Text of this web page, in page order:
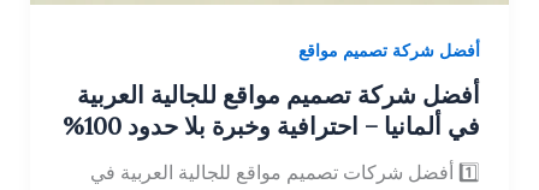
أفضل شركة تصميم مواقع
أفضل شركة تصميم مواقع للجالية العربية
في ألمانيا – احترافية وخبرة بلا حدود 100%
1️⃣ أفضل شركات تصميم مواقع للجالية العربية في